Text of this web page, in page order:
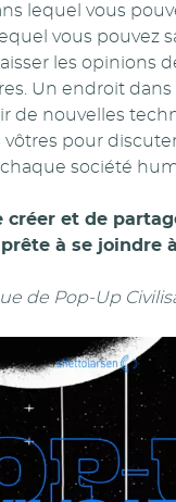
lequel vous
vous pouvez
les opinions
Un endroit
de nouvelles
vôtres pour
société
créer et de
prête à se joindre
de Pop-Up